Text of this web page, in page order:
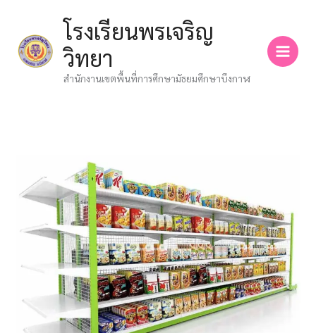
content
โรงเรียนพรเจริญ
วิทยา
สำนักงานเขตพื้นที่การศึกษามัธยมศึกษาบึงกาฬ